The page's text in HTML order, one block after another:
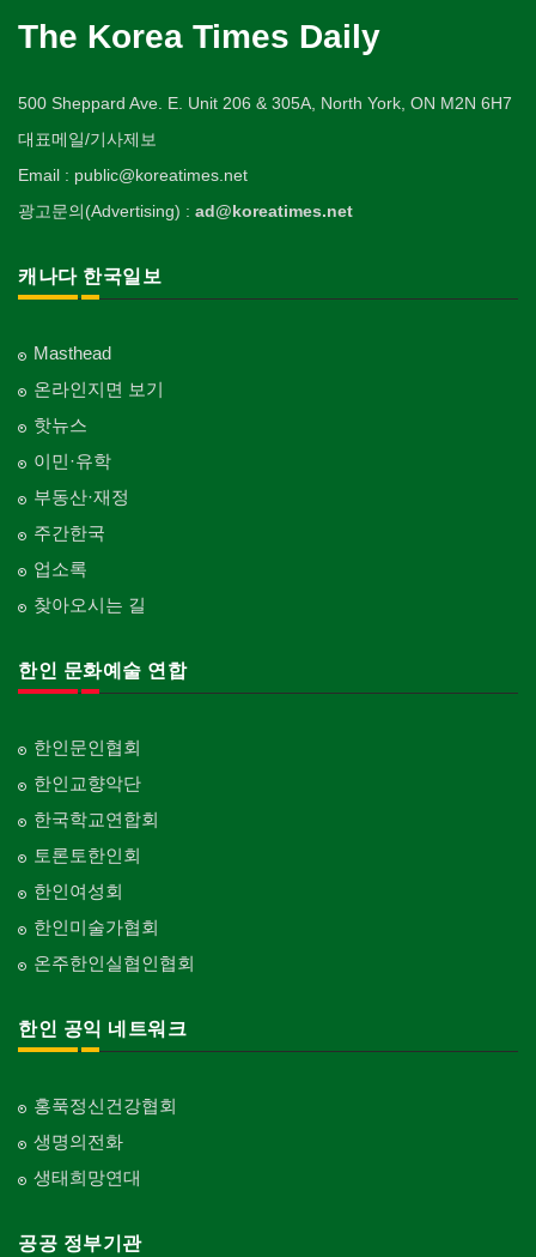
The Korea Times Daily
500 Sheppard Ave. E. Unit 206 & 305A, North York, ON M2N 6H7
대표메일/기사제보
Email : public@koreatimes.net
광고문의(Advertising) : ad@koreatimes.net
캐나다 한국일보
Masthead
온라인지면 보기
핫뉴스
이민·유학
부동산·재정
주간한국
업소록
찾아오시는 길
한인 문화예술 연합
한인문인협회
한인교향악단
한국학교연합회
토론토한인회
한인여성회
한인미술가협회
온주한인실협인협회
한인 공익 네트워크
홍푹정신건강협회
생명의전화
생태희망연대
공공 정부기관